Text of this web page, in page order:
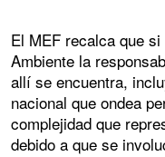
El MEF recalca que
Ambiente la
allí se encuentra,
nacional que ondea
complejidad que
debido a que se